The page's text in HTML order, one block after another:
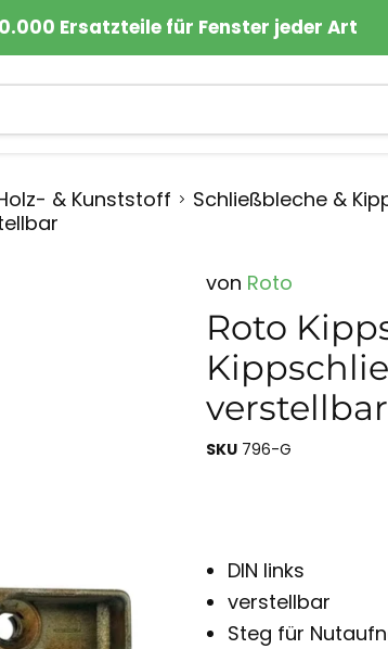
Ersatzteile für Fenster jeder Art
& Kunststoff
Schließbleche &
von Roto
Roto
verstellbar
SKU 796-G
DIN links
verstellbar
Steg für